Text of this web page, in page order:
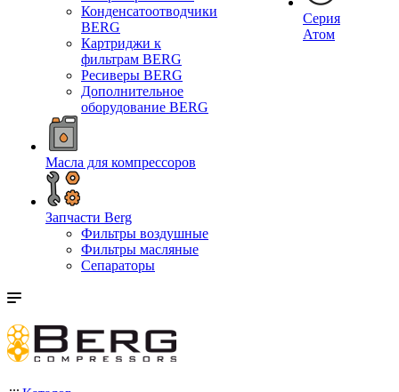
Конденсатоотводчики
BERG
Картриджи к
фильтрам BERG
Ресиверы BERG
Дополнительное
оборудование BERG
Масла для компрессоров
Запчасти Berg
Фильтры воздушные
Фильтры масляные
Сепараторы
Серия
Атом